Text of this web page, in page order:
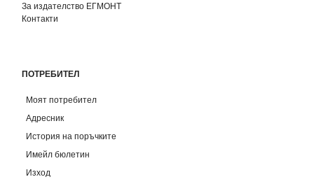
За издателство ЕГМОНТ
Контакти
ПОТРЕБИТЕЛ
Моят потребител
Адресник
История на поръчките
Имейл бюлетин
Изход